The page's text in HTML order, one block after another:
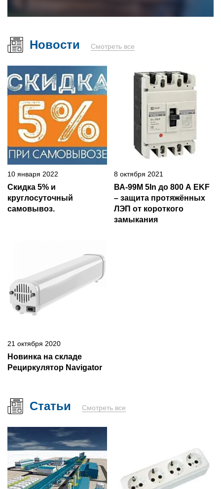
Новости Смотреть все
10 января 2022
Скидка 5% и
круглосуточный
самовывоз.
8 октября 2021
ВА-99М 5In до 800 А EKF
– защита протяжённых
ЛЭП от короткого
замыкания
21 октября 2020
Новинка на складе
Рециркулятор Navigator
Статьи Смотреть все